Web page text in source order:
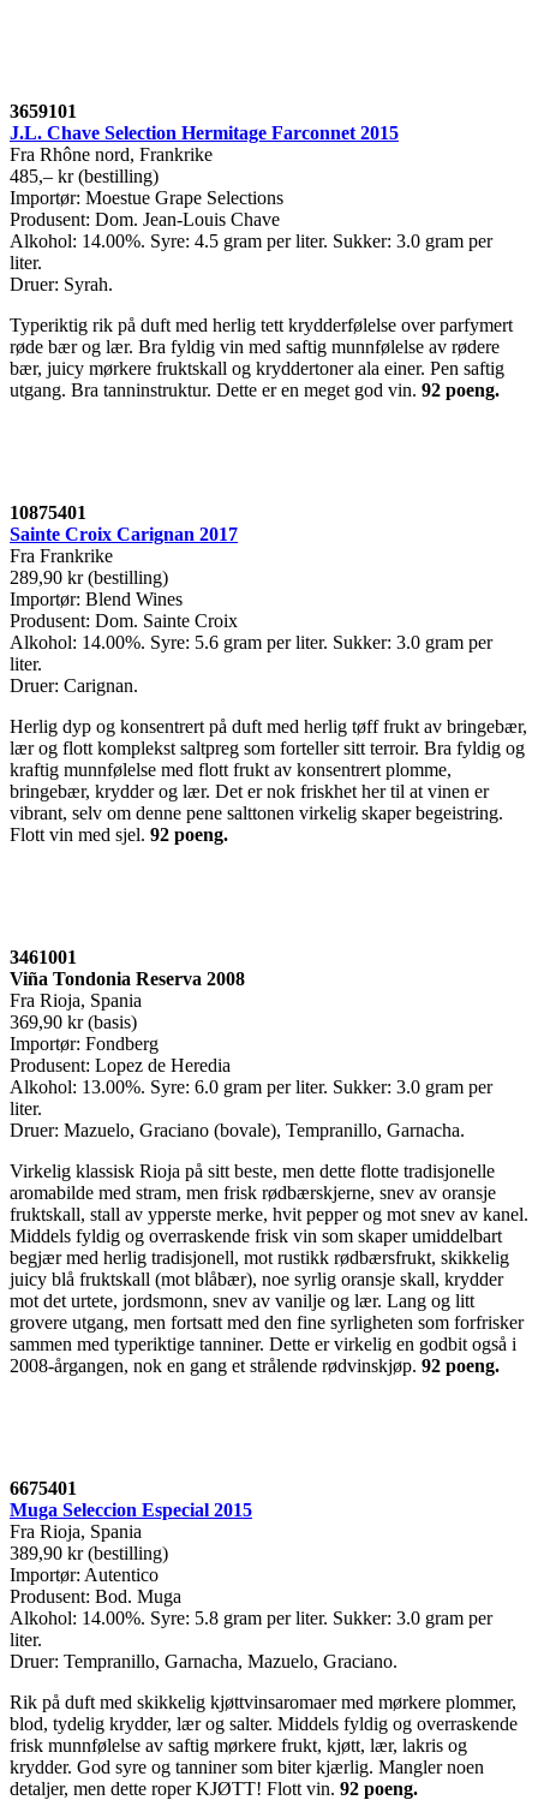
3659101
J.L. Chave Selection Hermitage Farconnet 2015
Fra Rhône nord, Frankrike
485,– kr (bestilling)
Importør: Moestue Grape Selections
Produsent: Dom. Jean-Louis Chave
Alkohol: 14.00%. Syre: 4.5 gram per liter. Sukker: 3.0 gram per
liter.
Druer: Syrah.
Typeriktig rik på duft med herlig tett krydderfølelse over parfymert
røde bær og lær. Bra fyldig vin med saftig munnfølelse av rødere
bær, juicy mørkere fruktskall og kryddertoner ala einer. Pen saftig
utgang. Bra tanninstruktur. Dette er en meget god vin. 92 poeng.
10875401
Sainte Croix Carignan 2017
Fra Frankrike
289,90 kr (bestilling)
Importør: Blend Wines
Produsent: Dom. Sainte Croix
Alkohol: 14.00%. Syre: 5.6 gram per liter. Sukker: 3.0 gram per
liter.
Druer: Carignan.
Herlig dyp og konsentrert på duft med herlig tøff frukt av bringebær,
lær og flott komplekst saltpreg som forteller sitt terroir. Bra fyldig og
kraftig munnfølelse med flott frukt av konsentrert plomme,
bringebær, krydder og lær. Det er nok friskhet her til at vinen er
vibrant, selv om denne pene salttonen virkelig skaper begeistring.
Flott vin med sjel. 92 poeng.
3461001
Viña Tondonia Reserva 2008
Fra Rioja, Spania
369,90 kr (basis)
Importør: Fondberg
Produsent: Lopez de Heredia
Alkohol: 13.00%. Syre: 6.0 gram per liter. Sukker: 3.0 gram per
liter.
Druer: Mazuelo, Graciano (bovale), Tempranillo, Garnacha.
Virkelig klassisk Rioja på sitt beste, men dette flotte tradisjonelle
aromabilde med stram, men frisk rødbærskjerne, snev av oransje
fruktskall, stall av ypperste merke, hvit pepper og mot snev av kanel.
Middels fyldig og overraskende frisk vin som skaper umiddelbart
begjær med herlig tradisjonell, mot rustikk rødbærsfrukt, skikkelig
juicy blå fruktskall (mot blåbær), noe syrlig oransje skall, krydder
mot det urtete, jordsmonn, snev av vanilje og lær. Lang og litt
grovere utgang, men fortsatt med den fine syrligheten som forfrisker
sammen med typeriktige tanniner. Dette er virkelig en godbit også i
2008-årgangen, nok en gang et strålende rødvinskjøp. 92 poeng.
6675401
Muga Seleccion Especial 2015
Fra Rioja, Spania
389,90 kr (bestilling)
Importør: Autentico
Produsent: Bod. Muga
Alkohol: 14.00%. Syre: 5.8 gram per liter. Sukker: 3.0 gram per
liter.
Druer: Tempranillo, Garnacha, Mazuelo, Graciano.
Rik på duft med skikkelig kjøttvinsaromaer med mørkere plommer,
blod, tydelig krydder, lær og salter. Middels fyldig og overraskende
frisk munnfølelse av saftig mørkere frukt, kjøtt, lær, lakris og
krydder. God syre og tanniner som biter kjærlig. Mangler noen
detaljer, men dette roper KJØTT! Flott vin. 92 poeng.